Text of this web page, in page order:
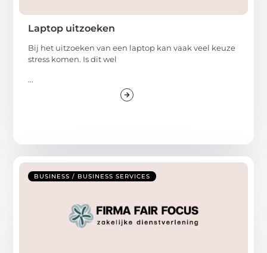
Laptop uitzoeken
Bij het uitzoeken van een laptop kan vaak veel keuze
stress komen. Is dit wel
...
BUSINESS / BUSINESS SERVICES